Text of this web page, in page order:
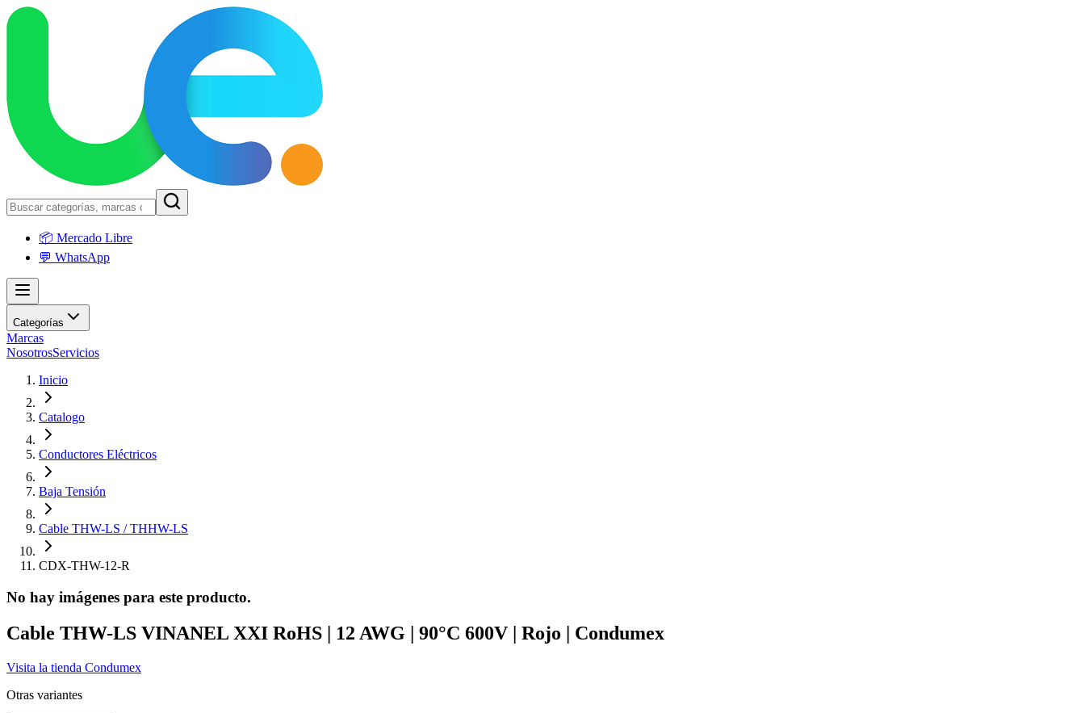
📦 Mercado Libre
💬 WhatsApp
Categorías
Marcas
NosotrosServicios
Inicio
Catalogo
Conductores Eléctricos
Baja Tensión
Cable THW-LS / THHW-LS
CDX-THW-12-R
No hay imágenes para este producto.
Cable THW-LS VINANEL XXI RoHS | 12 AWG | 90°C 600V | Rojo | Condumex
Visita la tienda Condumex
Otras variantes